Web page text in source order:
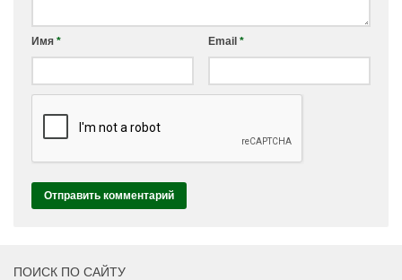
Имя * Email *
ПОИСК ПО САЙТУ